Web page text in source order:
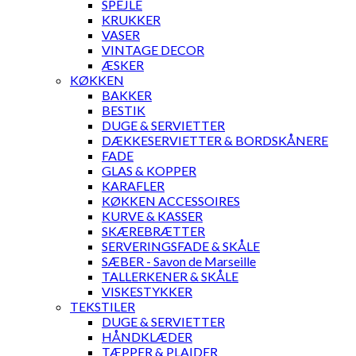
SPEJLE
KRUKKER
VASER
VINTAGE DECOR
ÆSKER
KØKKEN
BAKKER
BESTIK
DUGE & SERVIETTER
DÆKKESERVIETTER & BORDSKÅNERE
FADE
GLAS & KOPPER
KARAFLER
KØKKEN ACCESSOIRES
KURVE & KASSER
SKÆREBRÆTTER
SERVERINGSFADE & SKÅLE
SÆBER - Savon de Marseille
TALLERKENER & SKÅLE
VISKESTYKKER
TEKSTILER
DUGE & SERVIETTER
HÅNDKLÆDER
TÆPPER & PLAIDER